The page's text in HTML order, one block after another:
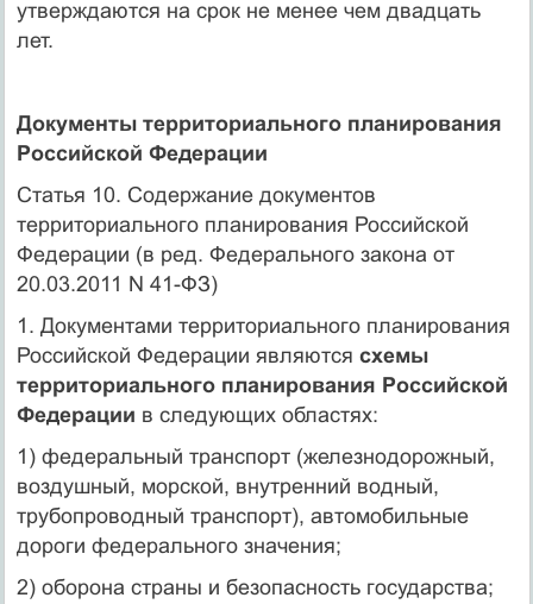
утверждаются на срок не менее чем двадцать
лет.
Документы территориального планирования
Российской Федерации
Статья 10. Содержание документов
территориального планирования Российской
Федерации (в ред. Федерального закона от
20.03.2011 N 41-ФЗ)
1. Документами территориального планирования
Российской Федерации являются схемы
территориального планирования Российской
Федерации в следующих областях:
1) федеральный транспорт (железнодорожный,
воздушный, морской, внутренний водный,
трубопроводный транспорт), автомобильные
дороги федерального значения;
2) оборона страны и безопасность государства;